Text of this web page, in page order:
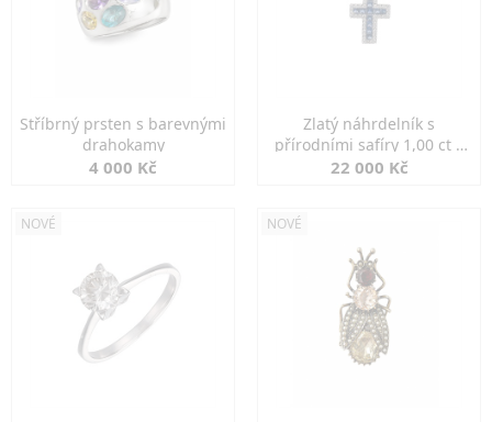
Stříbrný prsten s barevnými
drahokamy
4 000 Kč
Zlatý náhrdelník s
přírodními safíry 1,00 ct a
diamanty
22 000 Kč
NOVÉ NOVÉ